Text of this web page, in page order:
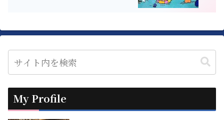
My Profile